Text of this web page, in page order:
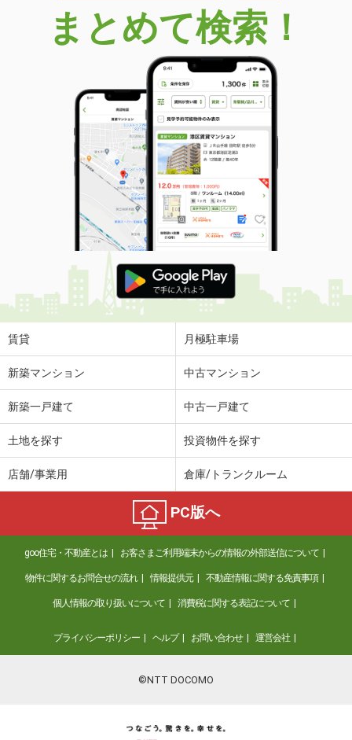
まとめて検索！
賃貸 月極駐車場
新築マンション 中古マンション
新築一戸建て 中古一戸建て
土地を探す 投資物件を探す
店舗/事業用 倉庫/トランクルーム
PC版へ
goo住宅・不動産とは お客さまご利用端末からの情報の外部送信について
物件に関するお問合せの流れ 情報提供元 不動産情報に関する免責事項
個人情報の取り扱いについて 消費税に関する表記について
プライバシーポリシー ヘルプ お問い合わせ 運営会社
©NTT DOCOMO